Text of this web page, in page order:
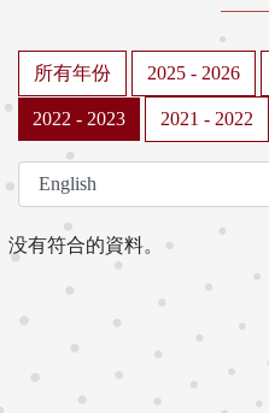
所有年份 2025 - 2026
2022 - 2023 2021 - 2022
没有符合的資料。